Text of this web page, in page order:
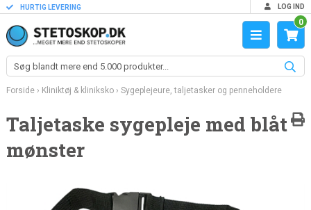
HURTIG LEVERING LOG IND
0
Forside› Kliniktøj & kliniksko› Sygeplejeure, taljetasker og penneholdere
Taljetaske sygepleje med blåt
mønster